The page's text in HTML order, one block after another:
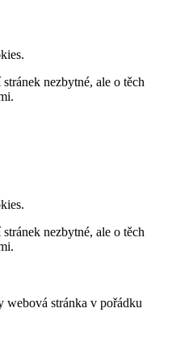
nezbytné, ale o těch
nezbytné, ale o těch
webová stránka v pořádku